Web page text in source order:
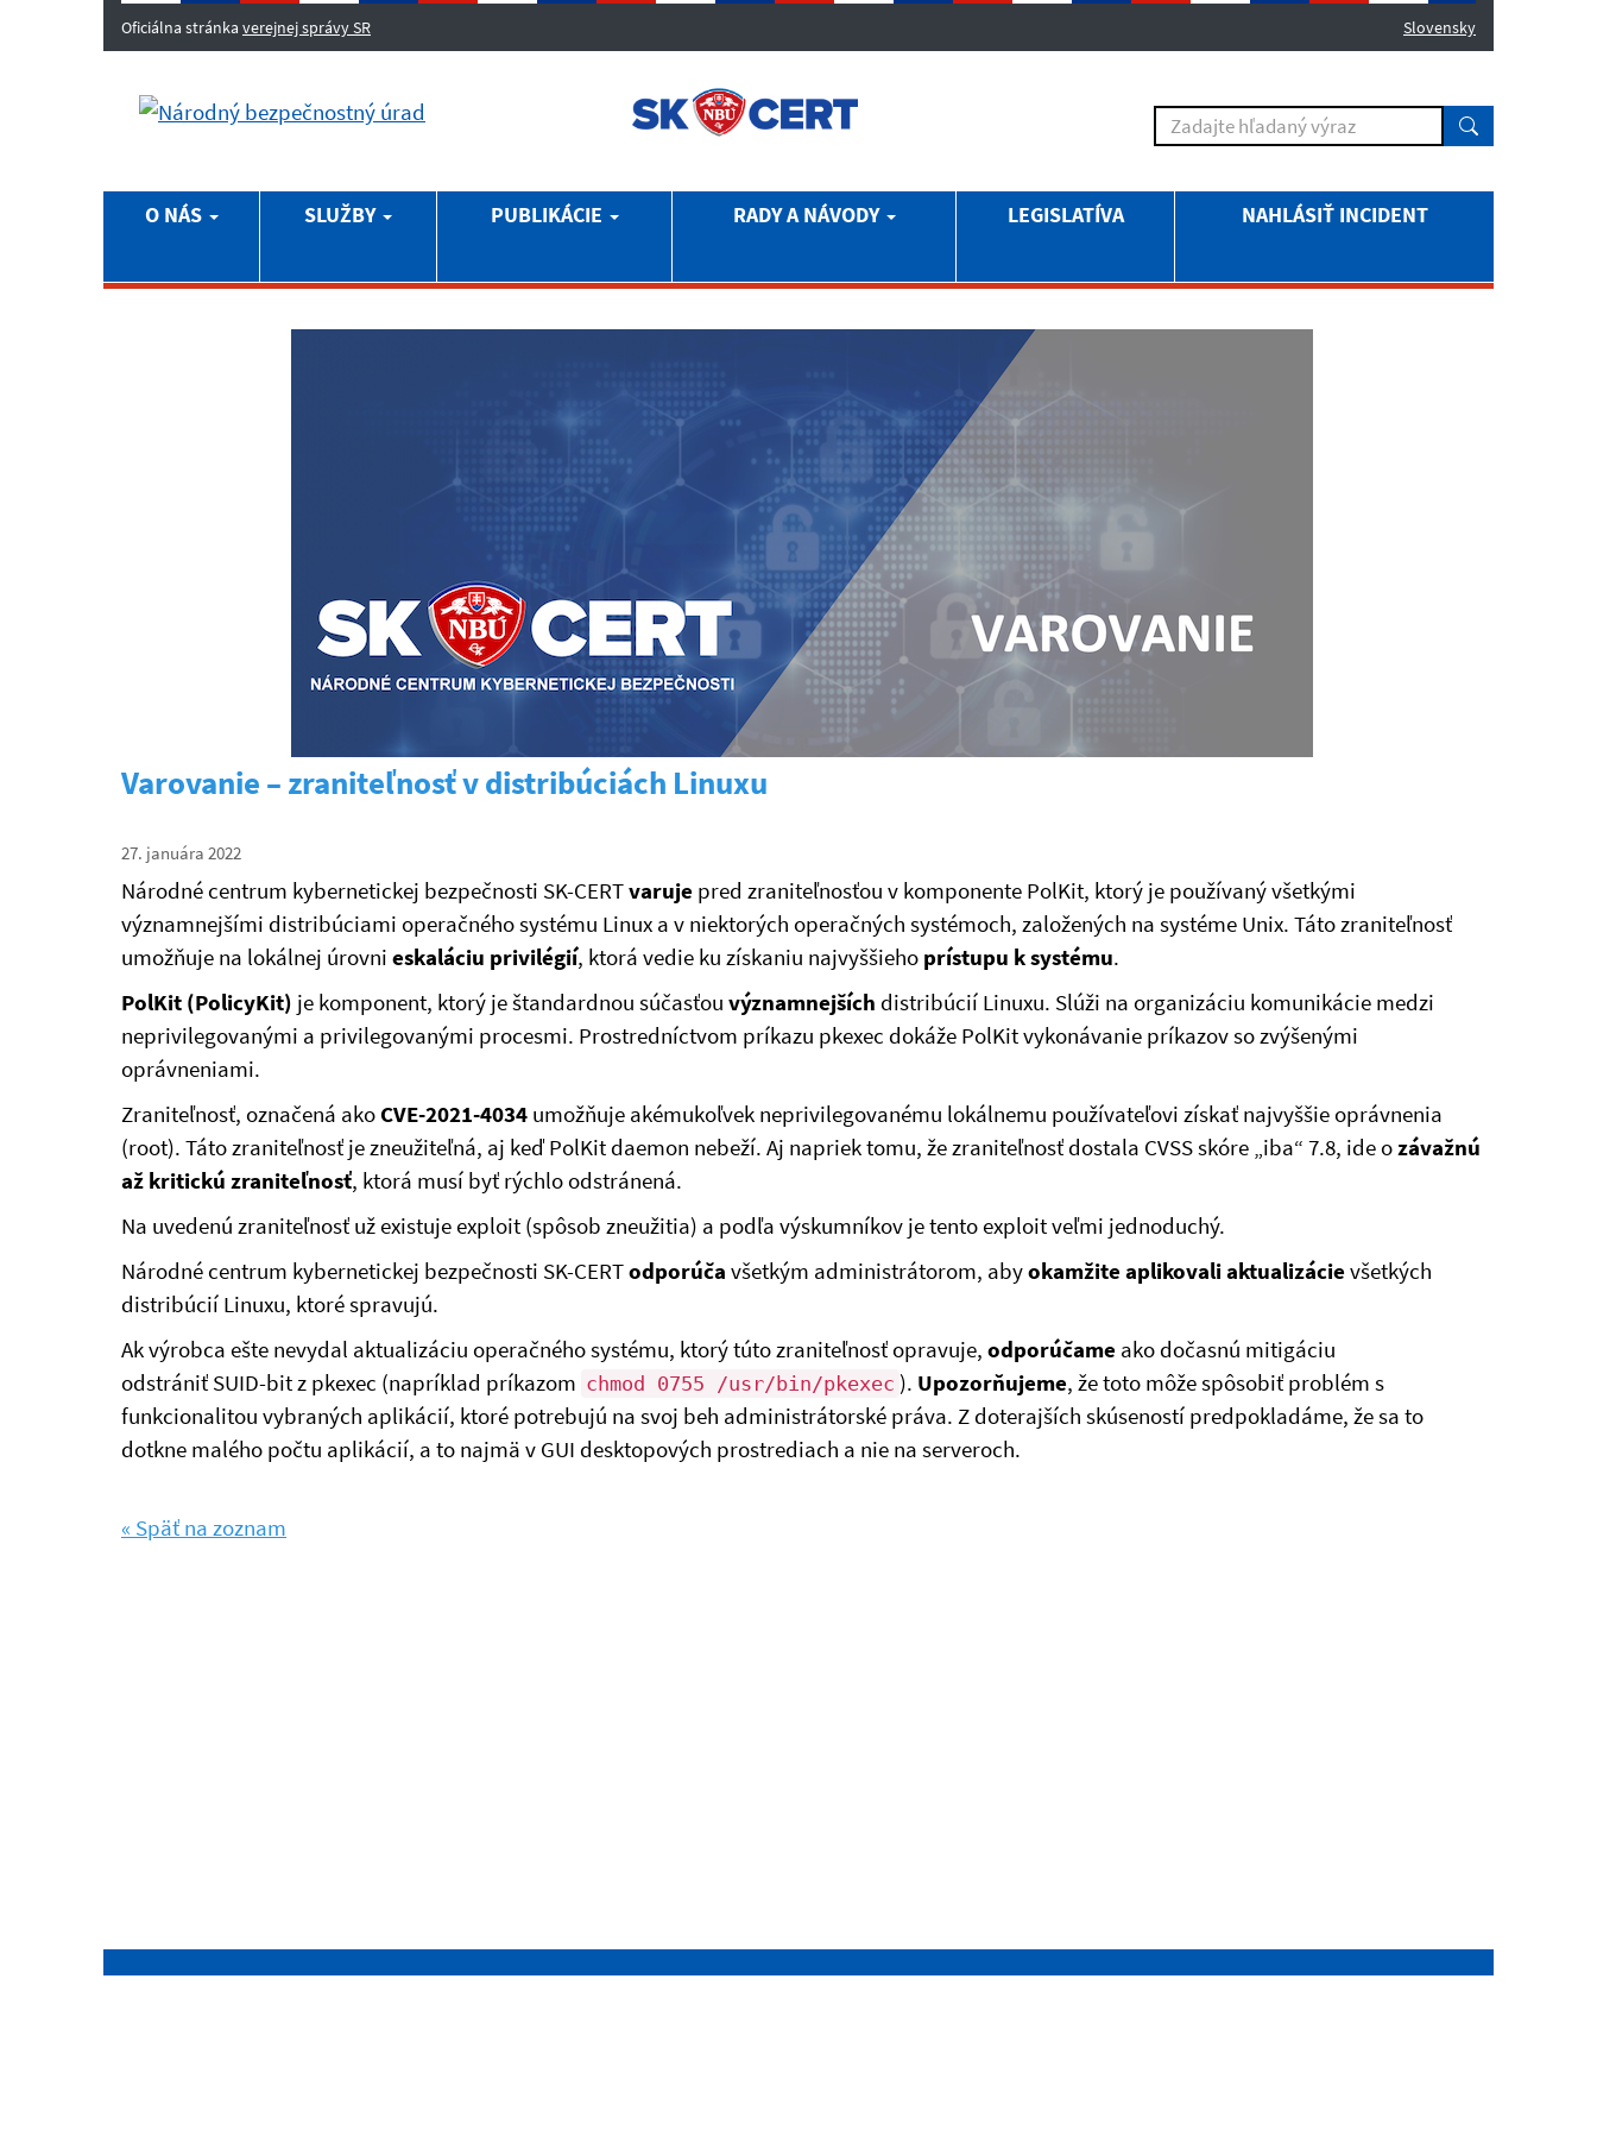
Oficiálna stránka verejnej správy SR Slovensky
O NÁS SLUŽBY PUBLIKÁCIE RADY A NÁVODY LEGISLATÍVA NAHLÁSIŤ INCIDENT
Varovanie – zraniteľnosť v distribúciách Linuxu
27. januára 2022
Národné centrum kybernetickej bezpečnosti SK-CERTvaruje pred zraniteľnosťou v komponente PolKit, ktorý je používaný všetkými
významnejšími distribúciami operačného systému Linux a v niektorých operačných systémoch, založených na systéme Unix. Táto zraniteľnosť
umožňuje na lokálnej úrovni eskaláciu privilégií, ktorá vedie ku získaniu najvyššieho prístupu k systému.
PolKit (PolicyKit) je komponent, ktorý je štandardnou súčasťou významnejších distribúcií Linuxu. Slúži na organizáciu komunikácie medzi
neprivilegovanými a privilegovanými procesmi. Prostredníctvom príkazu pkexec dokáže PolKit vykonávanie príkazov so zvýšenými
oprávneniami.
Zraniteľnosť, označená ako CVE-2021-4034 umožňuje akémukoľvek neprivilegovanému lokálnemu používateľovi získať najvyššie oprávnenia
(root). Táto zraniteľnosť je zneužiteľná, aj keď PolKit daemon nebeží. Aj napriek tomu, že zraniteľnosť dostala CVSS skóre „iba“ 7.8, ide o závažnú
až kritickú zraniteľnosť, ktorá musí byť rýchlo odstránená.
Na uvedenú zraniteľnosť už existuje exploit (spôsob zneužitia) a podľa výskumníkov je tento exploit veľmi jednoduchý.
Národné centrum kybernetickej bezpečnosti SK-CERTodporúča všetkým administrátorom, abyokamžite aplikovali aktualizácie všetkých
distribúcií Linuxu, ktoré spravujú.
Ak výrobca ešte nevydal aktualizáciu operačného systému, ktorý túto zraniteľnosť opravuje, odporúčame ako dočasnú mitigáciu
odstrániť SUID-bit z pkexec (napríklad príkazom chmod 0755 /usr/bin/pkexec ). Upozorňujeme, že toto môže spôsobiť problém s
funkcionalitou vybraných aplikácií, ktoré potrebujú na svoj beh administrátorské práva. Z doterajších skúseností predpokladáme, že sa to
dotkne malého počtu aplikácií, a to najmä v GUI desktopových prostrediach a nie na serveroch.
« Späť na zoznam